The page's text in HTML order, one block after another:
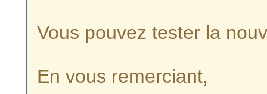
Vous pouvez tester la
En vous remerciant,